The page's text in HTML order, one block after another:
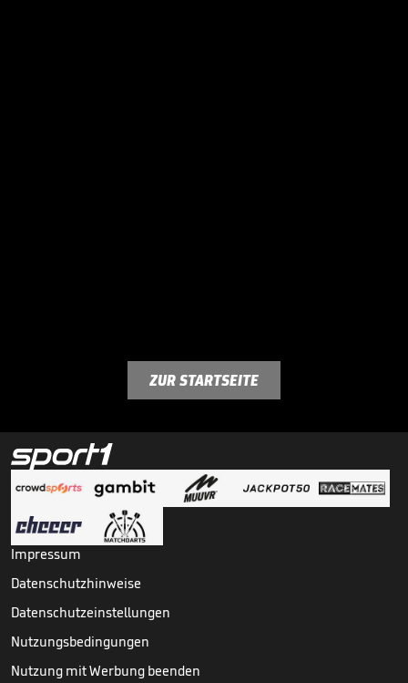
ZUR STARTSEITE
Impressum
Datenschutzhinweise
Datenschutzeinstellungen
Nutzungsbedingungen
Nutzung mit Werbung beenden